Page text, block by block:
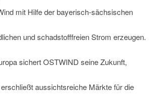
mit Hilfe der bayerisch-sächsischen
und schadstofffreien Strom erzeugen.
sichert OSTWIND seine Zukunft,
aussichtsreiche Märkte für die